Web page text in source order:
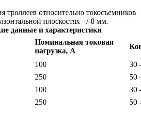
троллеев относительно токосъемников
плоскостях +/-8 мм.
данные и характеристики
Номинальная токовая
нагрузка, А
100
30
250
50
100
30
250 50